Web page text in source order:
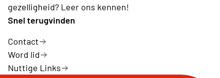
gezelligheid? Leer ons kennen!
Snel terugvinden
Contact
Word lid
Nuttige Links